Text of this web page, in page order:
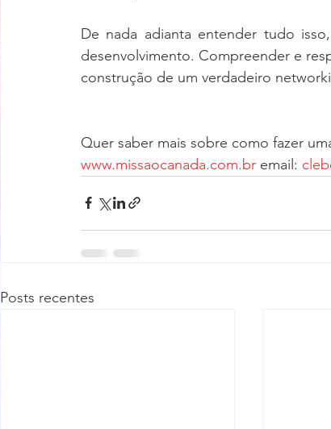
De nada adianta entender tudo
desenvolvimento. Compreender e
construção de um verdadeiro
Quer saber mais sobre como fazer
www.missaocanada.com.br email:
Posts recentes